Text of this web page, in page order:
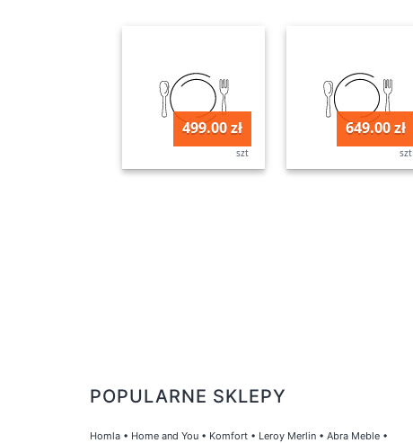
499.00 zł
szt
649.00 zł
szt
POPULARNE SKLEPY
Homla • Home and You • Komfort • Leroy Merlin • Abra Meble •